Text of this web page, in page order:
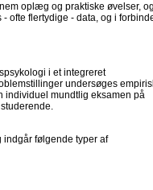
oplæg og praktiske øvelser,
ofte flertydige - data, og i
i et integreret
undersøges
individuel mundtlig eksamen på
indgår følgende typer af